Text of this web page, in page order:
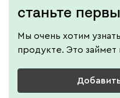
станьте
Мы очень хотим
продукте. Это займет